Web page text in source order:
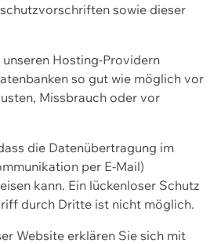
sowie dieser
Hosting-Providern
so gut wie möglich vor
Missbrauch oder vor
die Datenübertragung im
per E-Mail)
kann. Ein lückenloser Schutz
durch Dritte ist nicht möglich.
Website erklären Sie sich mit